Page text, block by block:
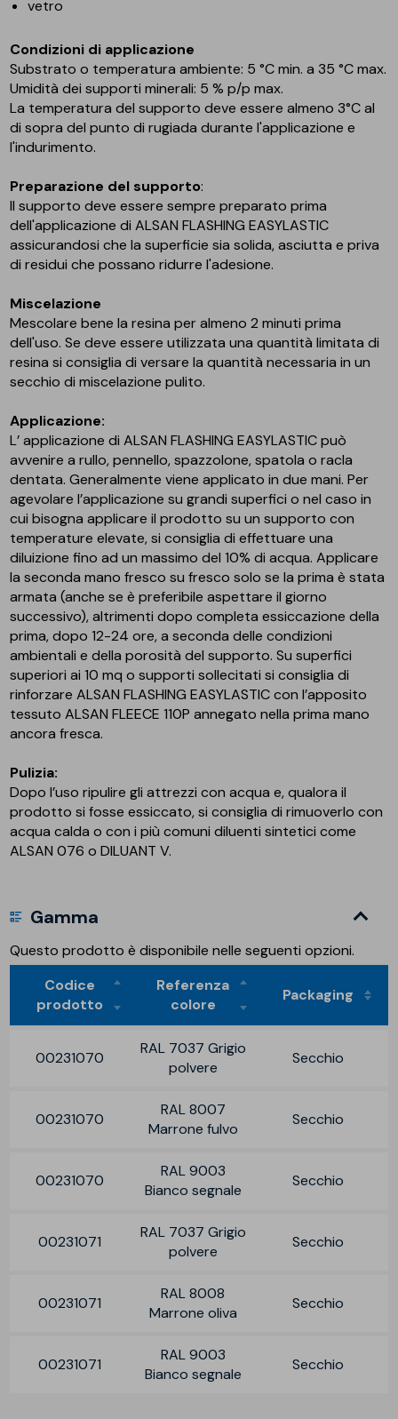
vetro
Condizioni di applicazione
Substrato o temperatura ambiente: 5 °C min. a 35 °C max.
Umidità dei supporti minerali: 5 % p/p max.
La temperatura del supporto deve essere almeno 3°C al
di sopra del punto di rugiada durante l'applicazione e
l'indurimento.
Preparazione del supporto:
Il supporto deve essere sempre preparato prima
dell'applicazione di ALSAN FLASHING EASYLASTIC
assicurandosi che la superficie sia solida, asciutta e priva
di residui che possano ridurre l'adesione.
Miscelazione
Mescolare bene la resina per almeno 2 minuti prima
dell'uso. Se deve essere utilizzata una quantità limitata di
resina si consiglia di versare la quantità necessaria in un
secchio di miscelazione pulito.
Applicazione:
L’ applicazione di ALSAN FLASHING EASYLASTIC può
avvenire a rullo, pennello, spazzolone, spatola o racla
dentata. Generalmente viene applicato in due mani. Per
agevolare l’applicazione su grandi superfici o nel caso in
cui bisogna applicare il prodotto su un supporto con
temperature elevate, si consiglia di effettuare una
diluizione fino ad un massimo del 10% di acqua. Applicare
la seconda mano fresco su fresco solo se la prima è stata
armata (anche se è preferibile aspettare il giorno
successivo), altrimenti dopo completa essiccazione della
prima, dopo 12-24 ore, a seconda delle condizioni
ambientali e della porosità del supporto. Su superfici
superiori ai 10 mq o supporti sollecitati si consiglia di
rinforzare ALSAN FLASHING EASYLASTIC con l’apposito
tessuto ALSAN FLEECE 110P annegato nella prima mano
ancora fresca.
Pulizia:
Dopo l’uso ripulire gli attrezzi con acqua e, qualora il
prodotto si fosse essiccato, si consiglia di rimuoverlo con
acqua calda o con i più comuni diluenti sintetici come
ALSAN 076 o DILUANT V.
Gamma
Questo prodotto è disponibile nelle seguenti opzioni.
Codice
prodotto
Referenza
colore
Packaging
00231070
RAL 7037 Grigio
polvere
Secchio
00231070
RAL 8007
Marrone fulvo
Secchio
00231070
RAL 9003
Bianco segnale
Secchio
00231071
RAL 7037 Grigio
polvere
Secchio
00231071
RAL 8008
Marrone oliva
Secchio
00231071
RAL 9003
Bianco segnale
Secchio